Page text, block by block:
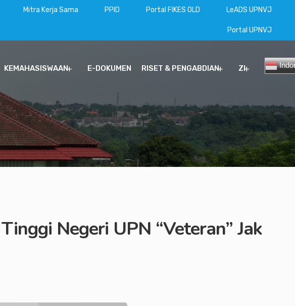
Mitra Kerja Sama PPID Portal FIKES OLD LeADS UPNVJ
Portal UPNVJ
KEMAHASISWAAN E-DOKUMEN RISET & PENGABDIAN ZI
Negeri UPN “Veteran” Jak